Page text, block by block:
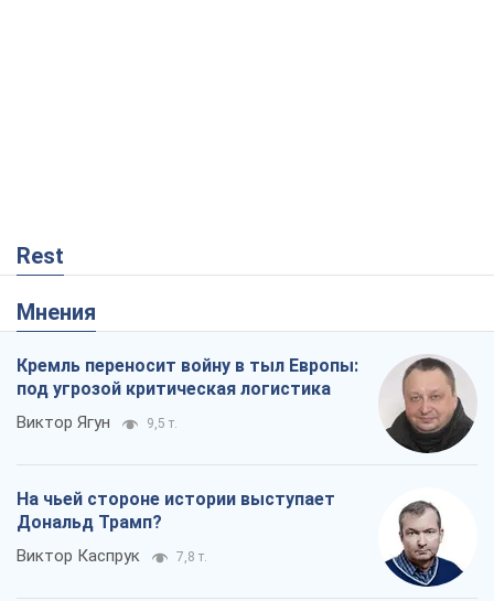
Rest
Мнения
Кремль переносит войну в тыл Европы:
под угрозой критическая логистика
Виктор Ягун 9,5 т.
На чьей стороне истории выступает
Дональд Трамп?
Виктор Каспрук 7,8 т.